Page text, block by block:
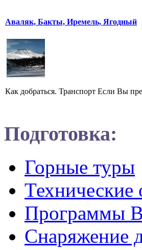
Аваляк, Бакты, Иремель, Ягодный
Как добраться. Транспорт Если Вы
Подготовка:
Горные туры
Технические
Программы
Снаряжение